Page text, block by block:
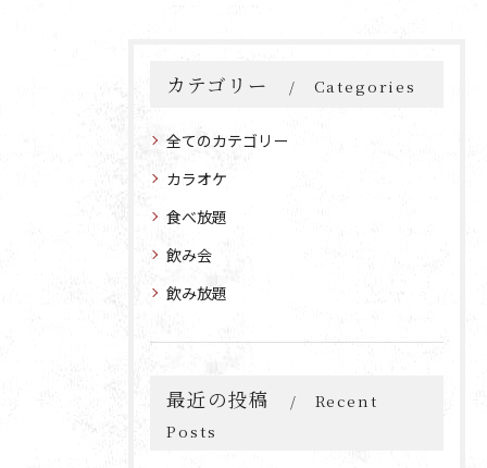
カテゴリー Categories
全てのカテゴリー
カラオケ
食べ放題
飲み会
飲み放題
最近の投稿
Recent
Posts